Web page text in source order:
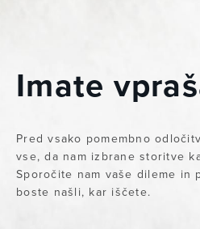
Imate
Pred vsako pomembno
vse, da nam izbrane storitve
Sporočite nam vaše dileme in
boste našli, kar iščete.